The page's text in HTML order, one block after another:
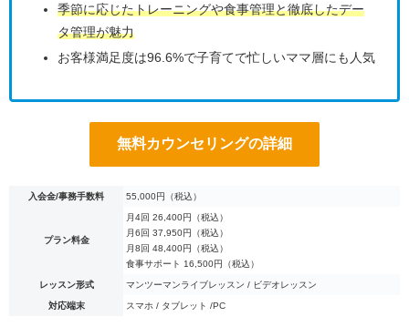
季節に応じたトレーニングや食事管理と徹底したデー
タ管理が魅力
お客様満足度は96.6%で子育てで忙しいママ層にも人気
無料カウンセリングの詳細
入会金/事務手数料 55,000円（税込）
プラン料金
月4回 26,400円（税込）
月6回 37,950円（税込）
月8回 48,400円（税込）
食事サポート 16,500円（税込）
レッスン形式 マンツーマンライブレッスン / ビデオレッスン
対応端末 スマホ / タブレット /PC